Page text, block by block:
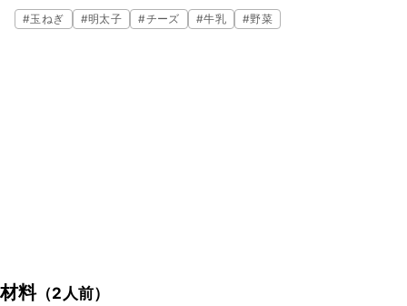
是非お試しください。
#玉ねぎ #明太子 #チーズ #牛乳 #野菜
材料（2人前）